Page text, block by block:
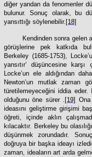
diğer yandan da fenomenler
bulunur. Sonuç olarak, bu
yansıttığı söylenebilir. [18]
Kendinden sonra gelen
görüşlerine pek katkıda
Berkeley (1685-1753),
yansıtır’ düşüncesine karşı
Locke’un ele aldığından
Newton’un mutlak zaman
türetilemeyeceğini iddia eder.
olduğunu öne sürer . [19]
ideasını geliştirme girişimi
öğreti, içinde aklın
kılacaktır. Berkeley bu
düşünmek zorundadır.
doğruya bir başka ideayı
zaman, ideaların art arda